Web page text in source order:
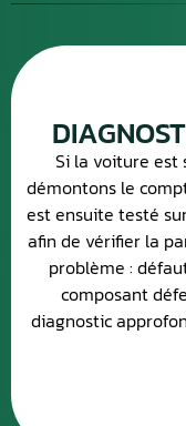
Si la voiture est
démontons le
est ensuite testé
afin de vérifier la
problème :
composant
diagnostic